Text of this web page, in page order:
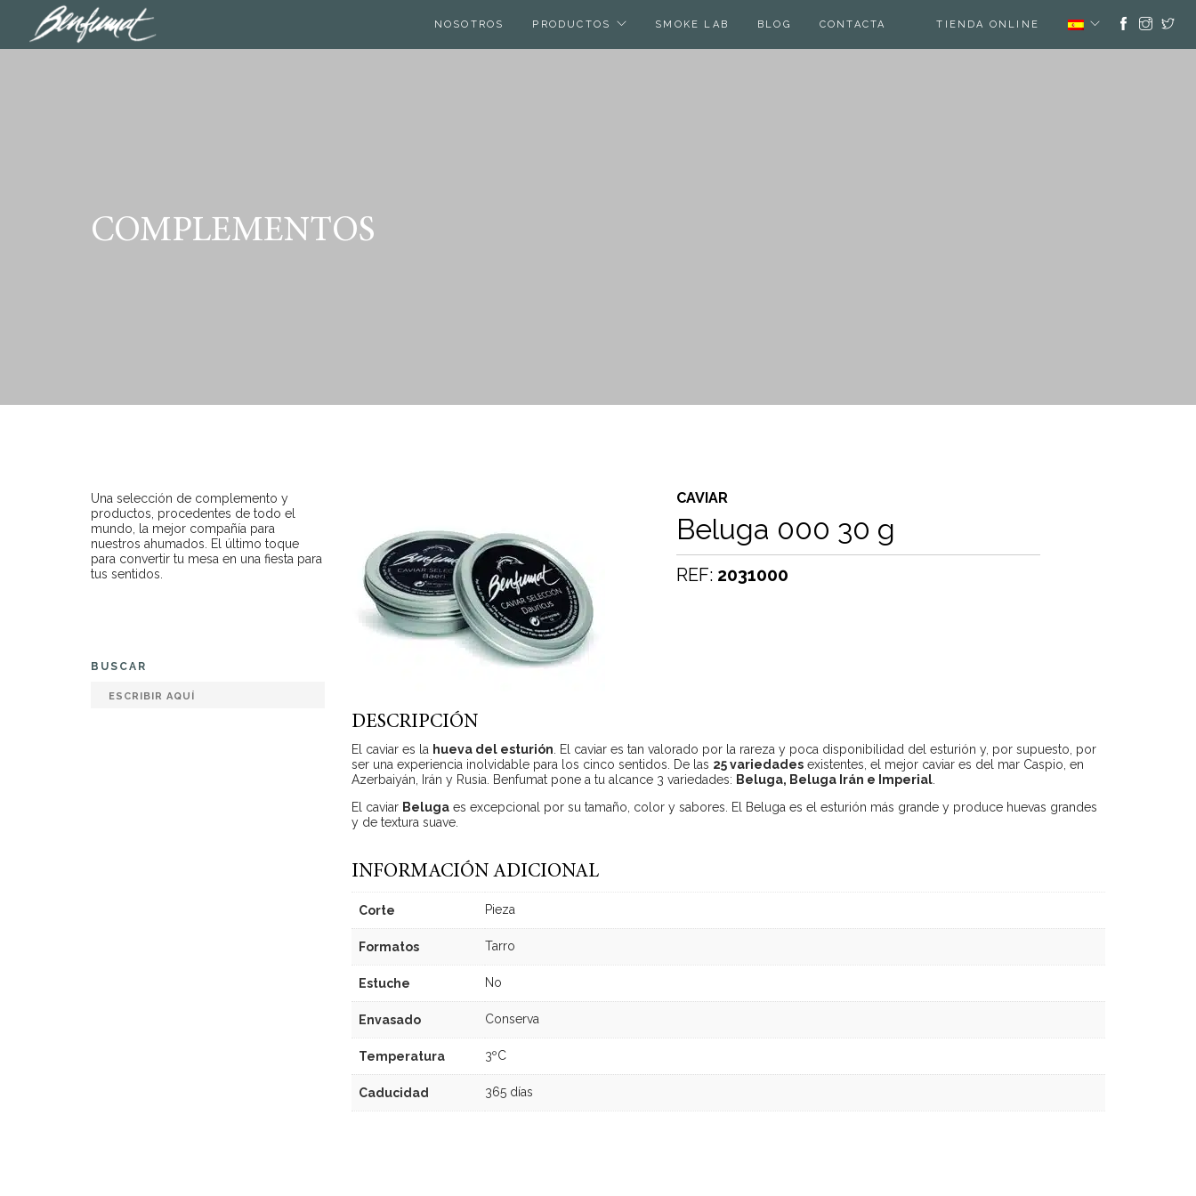
NOSOTROS PRODUCTOS SMOKE LAB BLOG CONTACTA TIENDA ONLINE
COMPLEMENTOS
COMPARTE LA MEJOR
Una selección de complemento y
productos, procedentes de todo el
mundo, la mejor compañía para
nuestros ahumados. El último toque
para convertir tu mesa en una fiesta para
tus sentidos.
BUSCAR
CAVIAR
Beluga 000 30 g
REF: 2031000
DESCRIPCIÓN
El caviar es la hueva del esturión . El caviar es tan valorado por la rareza y poca disponibilidad del esturión y, por supuesto, por
ser una experiencia inolvidable para los cinco sentidos. De las 25 variedadesexistentes, el mejor caviar es del mar Caspio, en
Azerbaiyán, Irán y Rusia. Benfumat pone a tu alcance 3 variedades: Beluga, Beluga Irán e Imperial.
El caviar Belugaes excepcional por su tamaño, color y sabores. El Beluga es el esturión más grande y produce huevas grandes
y de textura suave.
INFORMACIÓN ADICIONAL
Corte Pieza
Formatos Tarro
Estuche No
Envasado Conserva
Temperatura 3ºC
Caducidad 365 días